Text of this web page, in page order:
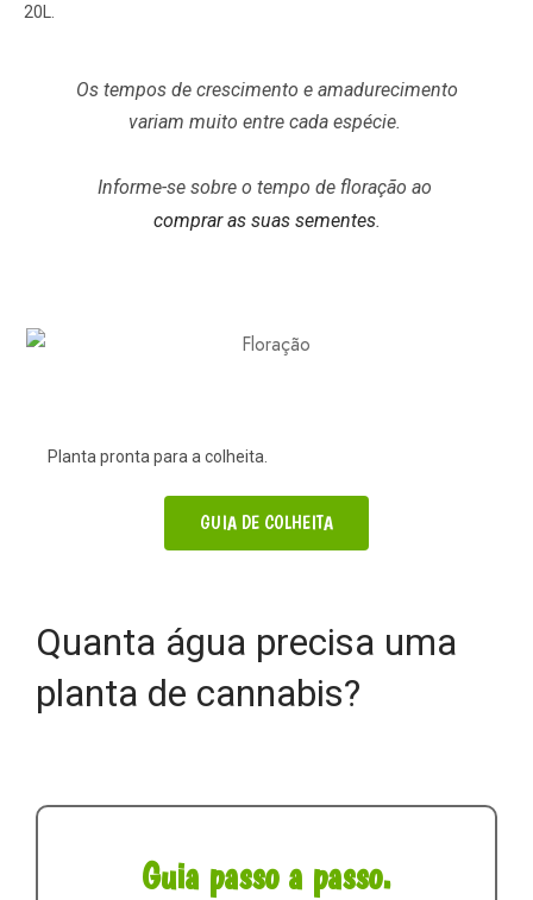
20L.
Os tempos de crescimento e amadurecimento
variam muito entre cada espécie.
Informe-se sobre o tempo de floração ao
comprar as suas sementes.
Planta pronta para a colheita.
GUIA DE COLHEITA
Quanta água precisa uma
planta de cannabis?
Guia passo a passo.